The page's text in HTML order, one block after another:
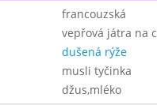
francouzská
vepřová játra na
dušená rýže
musli tyčinka
džus,mléko